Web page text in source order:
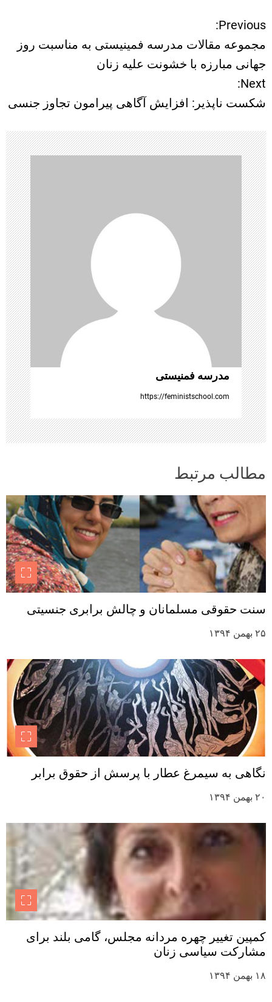
ر
ا
ه
ر
ی
ن
و
ش
ت
ه‌
ه
ا
Previous:
مجموعه مقالات مدرسه فمینیستی به مناسبت روز
جهانی مبارزه با خشونت علیه زنان
Next:
شکست ناپذیر: افزایش آگاهی پیرامون تجاوز جنسی
مدرسه فمنیستی
https://feministschool.com
مطالب مرتبط
سنت حقوقی مسلمانان و چالش برابری جنسیتی
۲۵ بهمن ۱۳۹۴
نگاهی به سیمرغ عطار با پرسش از حقوق برابر
۲۰ بهمن ۱۳۹۴
کمپین تغییر چهره مردانه مجلس، گامی بلند برای
مشارکت سیاسی زنان
۱۸ بهمن ۱۳۹۴